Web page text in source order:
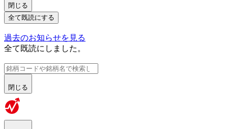
閉じる
全て既読にする
過去のお知らせを見る
全て既読にしました。
閉じる